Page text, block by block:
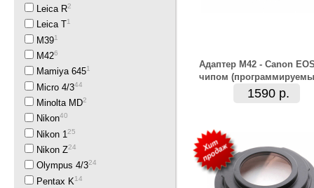
Leica R2
Leica T 1
M391
M426
Mamiya 6451
Micro 4/344
Minolta MD2
Nikon40
Nikon 125
Nikon Z24
Olympus 4/324
Pentax K14
Адаптер M42 - Canon
чипом
1590 р.